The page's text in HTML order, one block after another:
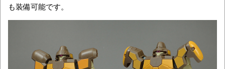
も装備可能です。